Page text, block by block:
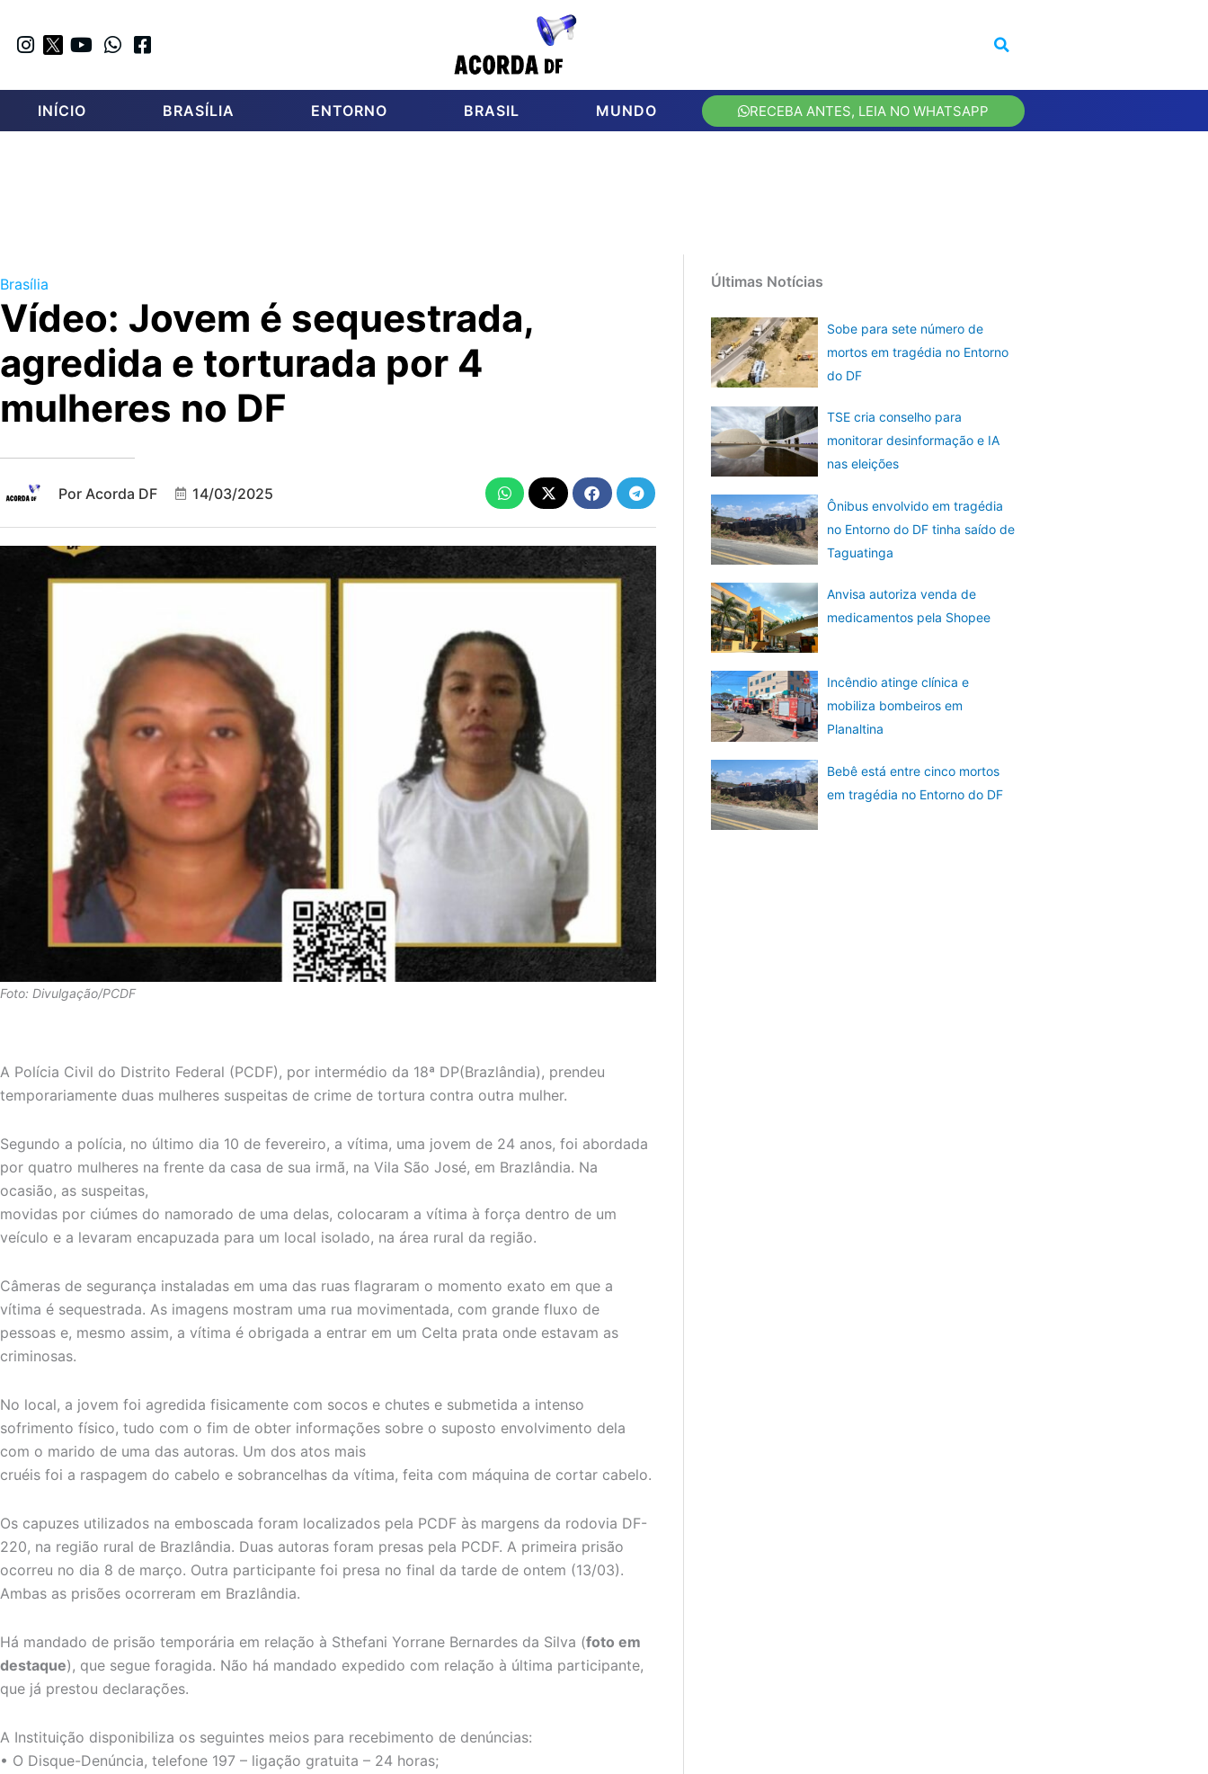
INÍCIO BRASÍLIA ENTORNO BRASIL MUNDO RECEBA ANTES, LEIA NO WHATSAPP
Brasília
Vídeo: Jovem é sequestrada,
agredida e torturada por 4
mulheres no DF
Por Acorda DF 14/03/2025
Foto: Divulgação/PCDF
A Polícia Civil do Distrito Federal (PCDF), por intermédio da 18ª DP(Brazlândia), prendeu
temporariamente duas mulheres suspeitas de crime de tortura contra outra mulher.
Segundo a polícia, no último dia 10 de fevereiro, a vítima, uma jovem de 24 anos, foi abordada
por quatro mulheres na frente da casa de sua irmã, na Vila São José, em Brazlândia. Na
ocasião, as suspeitas,
movidas por ciúmes do namorado de uma delas, colocaram a vítima à força dentro de um
veículo e a levaram encapuzada para um local isolado, na área rural da região.
Câmeras de segurança instaladas em uma das ruas flagraram o momento exato em que a
vítima é sequestrada. As imagens mostram uma rua movimentada, com grande fluxo de
pessoas e, mesmo assim, a vítima é obrigada a entrar em um Celta prata onde estavam as
criminosas.
No local, a jovem foi agredida fisicamente com socos e chutes e submetida a intenso
sofrimento físico, tudo com o fim de obter informações sobre o suposto envolvimento dela
com o marido de uma das autoras. Um dos atos mais
cruéis foi a raspagem do cabelo e sobrancelhas da vítima, feita com máquina de cortar cabelo.
Os capuzes utilizados na emboscada foram localizados pela PCDF às margens da rodovia DF-
220, na região rural de Brazlândia. Duas autoras foram presas pela PCDF. A primeira prisão
ocorreu no dia 8 de março. Outra participante foi presa no final da tarde de ontem (13/03).
Ambas as prisões ocorreram em Brazlândia.
Há mandado de prisão temporária em relação à Sthefani Yorrane Bernardes da Silva (foto em
destaque), que segue foragida. Não há mandado expedido com relação à última participante,
que já prestou declarações.
A Instituição disponibiliza os seguintes meios para recebimento de denúncias:
• O Disque-Denúncia, telefone 197 – ligação gratuita – 24 horas;
Últimas Notícias
Sobe para sete número de
mortos em tragédia no Entorno
do DF
TSE cria conselho para
monitorar desinformação e IA
nas eleições
Ônibus envolvido em tragédia
no Entorno do DF tinha saído de
Taguatinga
Anvisa autoriza venda de
medicamentos pela Shopee
Incêndio atinge clínica e
mobiliza bombeiros em
Planaltina
Bebê está entre cinco mortos
em tragédia no Entorno do DF